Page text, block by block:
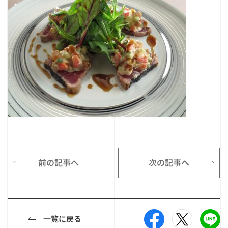
前の記事へ 次の記事へ
一覧に戻る